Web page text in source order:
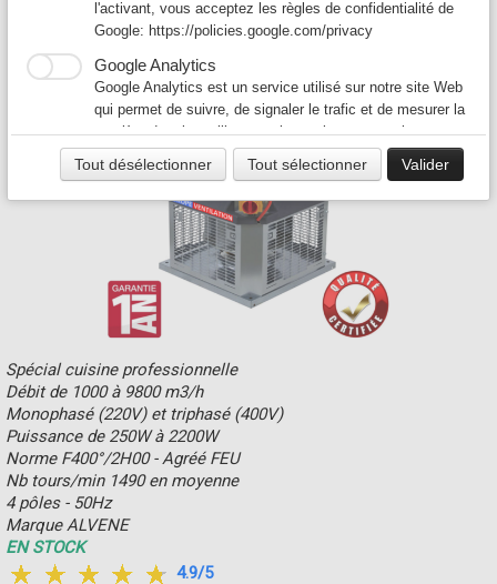
TOURELLE EXTRACTION ALVENE
Cliquez ici
Spécial cuisine professionnelle
Débit de 1000 à 9800 m3/h
Monophasé (220V) et triphasé (400V)
Puissance de 250W à 2200W
Norme F400°/2H00 - Agréé FEU
Nb tours/min 1490 en moyenne
4 pôles - 50Hz
Marque ALVENE
EN STOCK
4.9/5
l'activant, vous acceptez les règles de confidentialité de
Google: https://policies.google.com/privacy
Google Analytics
Google Analytics est un service utilisé sur notre site Web
qui permet de suivre, de signaler le trafic et de mesurer la
manière dont les utilisateurs interagissent avec le contenu
de notre site Web afin de l’améliorer et de fournir de
meilleurs services.
Notre site Web utilise Google Ads pour afficher du
contenu publicitaire. En l'activant, vous acceptez les
règles de confidentialité de Google:
https://policies.google.com/technologies/ads?hl=fr
Tout désélectionner Tout sélectionner Valider